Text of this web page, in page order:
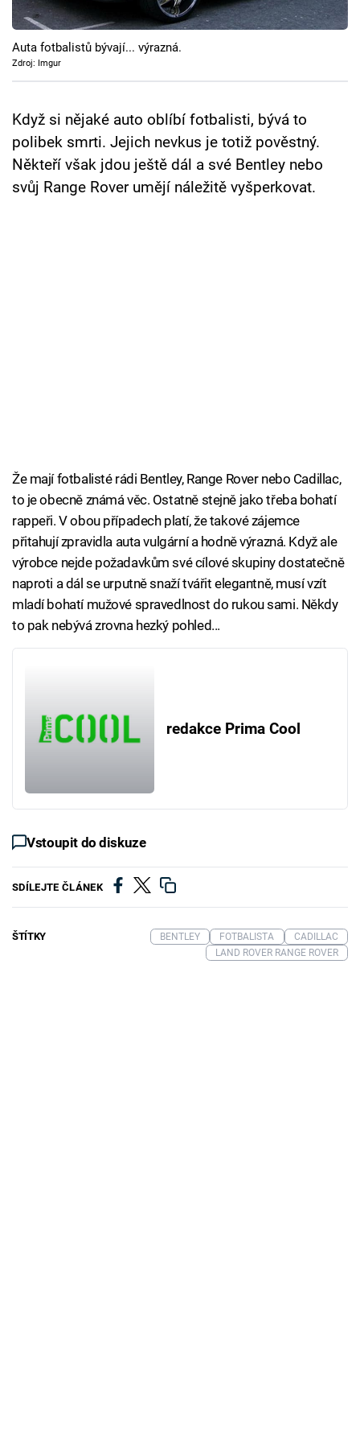
Cool Esport
Pořady
Sledujte prima+
Přihlášení
Auta fotbalistů bývají... výrazná.
Zdroj: Imgur
Když si nějaké auto oblíbí fotbalisti, bývá to
polibek smrti. Jejich nevkus je totiž pověstný.
Někteří však jdou ještě dál a své Bentley nebo
svůj Range Rover umějí náležitě vyšperkovat.
Že mají fotbalisté rádi Bentley, Range Rover nebo Cadillac,
to je obecně známá věc. Ostatně stejně jako třeba bohatí
rappeři. V obou případech platí, že takové zájemce
přitahují zpravidla auta vulgární a hodně výrazná. Když ale
výrobce nejde požadavkům své cílové skupiny dostatečně
naproti a dál se urputně snaží tvářit elegantně, musí vzít
mladí bohatí mužové spravedlnost do rukou sami. Někdy
to pak nebývá zrovna hezký pohled...
redakce Prima Cool
Vstoupit do diskuze
SDÍLEJTE ČLÁNEK
ŠTÍTKY BENTLEY FOTBALISTA
CADILLAC
LAND ROVER RANGE ROVER